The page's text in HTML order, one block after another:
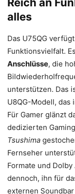
Reich an
alles
Das U75QG
Funktionsvielfalt.
Anschlüsse, die
unterstützen. Das
U8QG-Modell, das
Für Gamer glänzt
dedizierten
Tsushima
Fernseher
Formate und
dennoch, ihn für
externen